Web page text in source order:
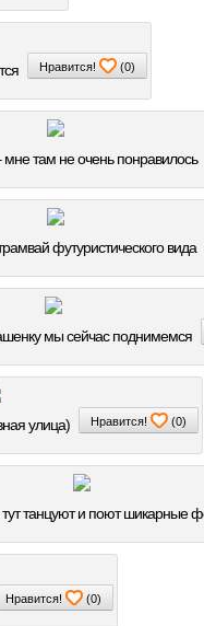
Нравится! (0)
мне там не очень понравилось
футуристического вида
мы сейчас поднимемся
улица) Нравится! (0)
танцуют и поют шикарные
Нравится! (0)